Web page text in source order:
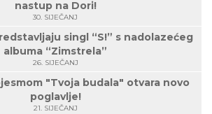
nastup na Dori!
30. SIJEČANJ
singl “S!” s nadolazećeg
albuma “Zimstrela”
26. SIJEČANJ
"Tvoja budala" otvara novo
poglavlje!
21. SIJEČANJ